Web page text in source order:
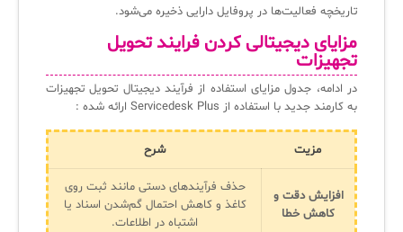
تاریخچه فعالیت‌ها در پروفایل دارایی ذخیره می‌شود.
مزایای دیجیتالی کردن فرایند تحویل
تجهیزات
در ادامه، جدول مزایای استفاده از فرآیند دیجیتال تحویل تجهیزات
به کارمند جدید با استفاده از Servicedesk Plus ارائه شده :
مزیت شرح
افزایش دقت و
کاهش خطا
حذف فرآیندهای دستی مانند ثبت روی
کاغذ و کاهش احتمال گم‌شدن اسناد یا
اشتباه در اطلاعات.